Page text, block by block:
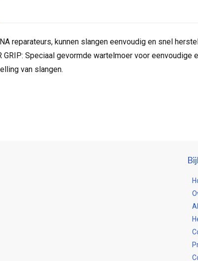
reparateurs, kunnen slangen eenvoudig en snel
GRIP: Speciaal gevormde wartelmoer voor
van slangen.